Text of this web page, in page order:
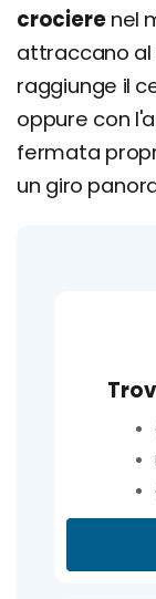
crocierenel
attraccano al
raggiunge il
oppure con
fermata
un giro